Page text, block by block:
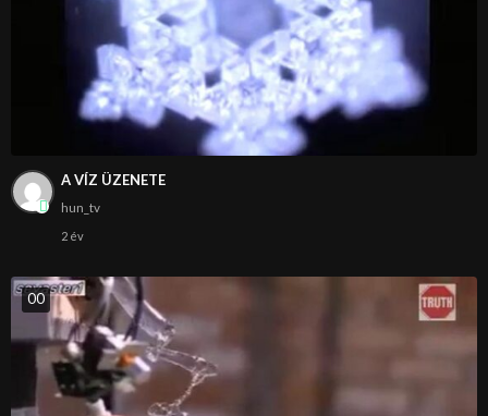
A VÍZ ÜZENETE
hun_tv
2 év
00